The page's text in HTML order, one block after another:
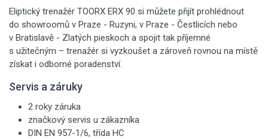
Eliptický trenažér TOORX ERX 90 si můžete přijít prohlédnout
do showroomů v Praze - Ruzyni, v Praze - Čestlicích nebo
v Bratislavě - Zlatých pieskoch a spojit tak příjemné
s užitečným – trenažér si vyzkoušet a zároveň rovnou na místě
získat i odborné poradenství.
Servis a záruky
2 roky záruka
značkový servis u zákazníka
DIN EN 957-1/6, třída HC